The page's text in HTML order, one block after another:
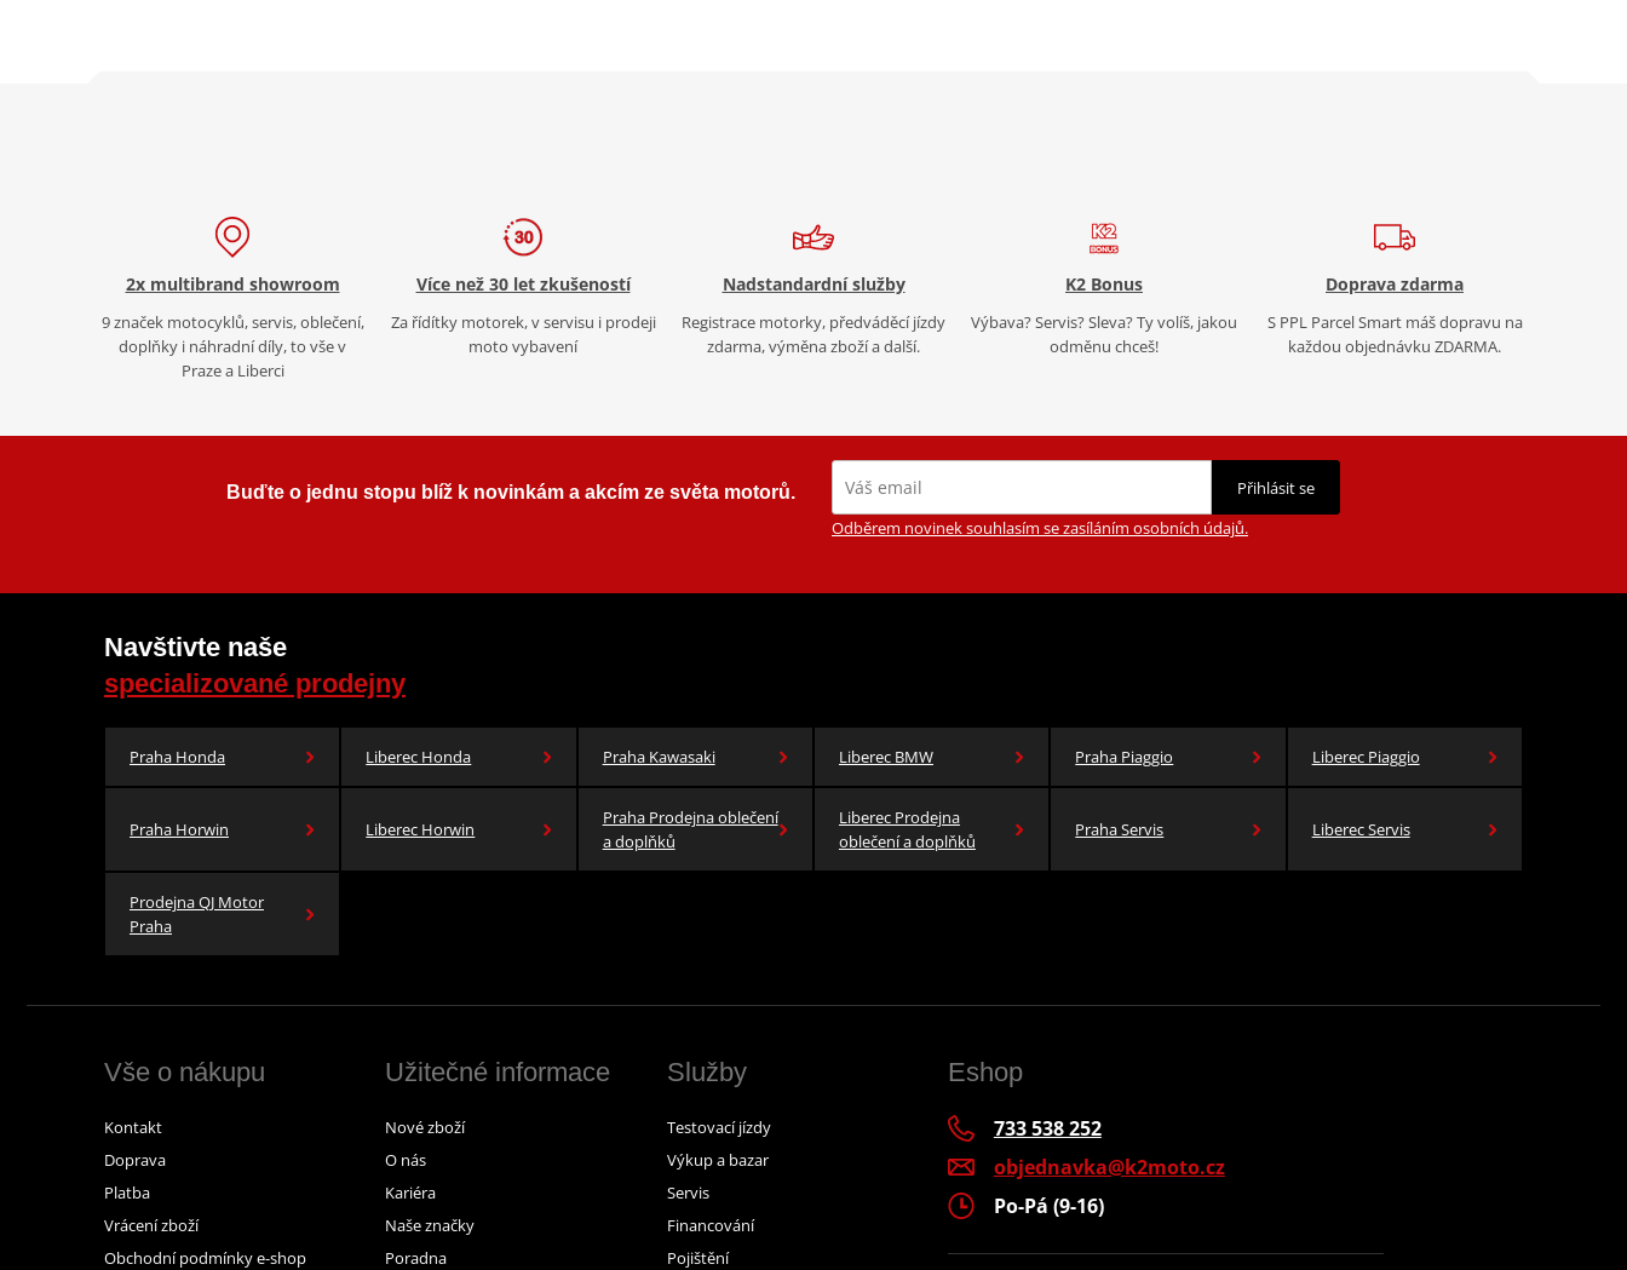
2x multibrand showroom
9 značek motocyklů, servis, oblečení,
doplňky i náhradní díly, to vše v
Praze a Liberci
Více než 30 let zkušeností
Za řídítky motorek, v servisu i prodeji
moto vybavení
Nadstandardní služby
Registrace motorky, předváděcí jízdy
zdarma, výměna zboží a další.
K2 Bonus
Výbava? Servis? Sleva? Ty volíš, jakou
odměnu chceš!
Doprava zdarma
S PPL Parcel Smart máš dopravu na
každou objednávku ZDARMA.
Buďte o jednu stopu blíž k novinkám a akcím ze světa motorů.
Přihlásit se
Odběrem novinek souhlasím se zasíláním osobních údajů.
Navštivte naše
specializované prodejny
Praha Honda Liberec Honda Praha Kawasaki Liberec BMW Praha Piaggio Liberec Piaggio
Praha Horwin Liberec Horwin
Praha Prodejna oblečení
a doplňků
Liberec Prodejna
oblečení a doplňků
Praha Servis Liberec Servis
Prodejna QJ Motor
Praha
Vše o nákupu
Kontakt
Doprava
Platba
Vrácení zboží
Obchodní podmínky e-shop
Užitečné informace
Nové zboží
O nás
Kariéra
Naše značky
Poradna
Služby
Testovací jízdy
Výkup a bazar
Servis
Financování
Pojištění
Eshop
733 538 252
objednavka@k2moto.cz
Po-Pá (9-16)